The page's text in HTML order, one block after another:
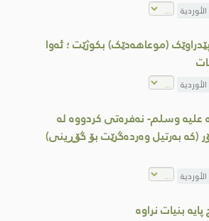
الأوردية
(موعاهەدێک) بکوژێت ؛ ئەوا
الأوردية
علیە وسلم- نەفرەتی کردووە لە
(كە بەرتیل وەردەگرێت بۆ گۆڕینی)
الأوردية
بنیات نراوە